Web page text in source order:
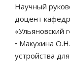
Научный
доцент
«Ульяновский
• Макухина
устройства